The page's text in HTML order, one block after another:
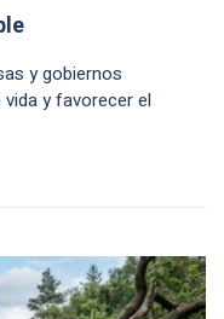
y gobiernos
y favorecer el